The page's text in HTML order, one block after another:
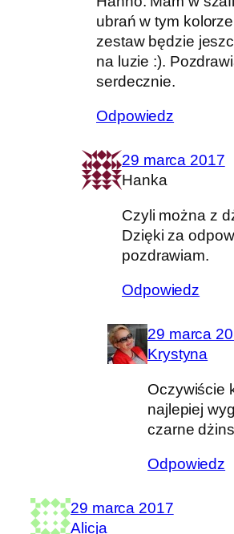
ubrań w tym
zestaw będzie
na luzie :).
serdecznie.
Odpowiedz
29 marca 2017
Hanka
Czyli można z
Dzięki za
pozdrawiam.
Odpowiedz
29 marca
Krystyna
Oczywiście
najlepiej
czarne
Odpowiedz
29 marca 2017
Alicja